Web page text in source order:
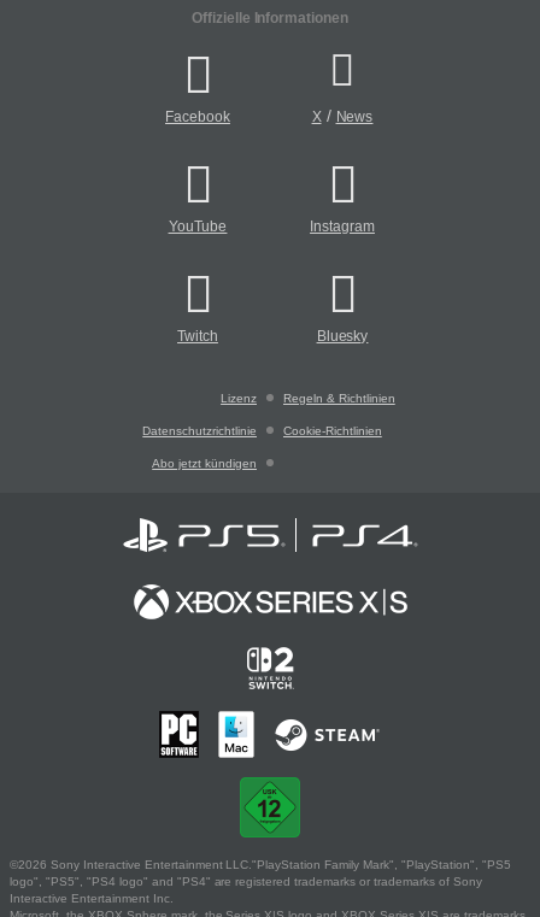
Offizielle Informationen
Facebook X/ News
YouTube Instagram
Twitch Bluesky
Lizenz Regeln & Richtlinien
Datenschutzrichtlinie Cookie-Richtlinien
Abo jetzt kündigen
©2026 Sony Interactive Entertainment LLC."PlayStation Family Mark", "PlayStation", "PS5
logo", "PS5", "PS4 logo" and "PS4" are registered trademarks or trademarks of Sony
Interactive Entertainment Inc.